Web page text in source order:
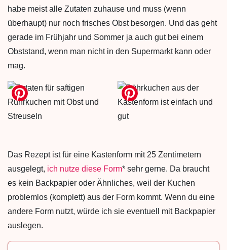
habe meist alle Zutaten zuhause und muss (wenn
überhaupt) nur noch frisches Obst besorgen. Und das geht
gerade im Frühjahr und Sommer ja auch gut bei einem
Obststand, wenn man nicht in den Supermarkt kann oder
mag.
Das Rezept ist für eine Kastenform mit 25 Zentimetern
ausgelegt, ich nutze diese Form* sehr gerne. Da braucht
es kein Backpapier oder Ähnliches, weil der Kuchen
problemlos (komplett) aus der Form kommt. Wenn du eine
andere Form nutzt, würde ich sie eventuell mit Backpapier
auslegen.